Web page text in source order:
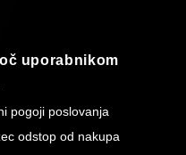
uporabnikom
pogoji poslovanja
odstop od nakupa